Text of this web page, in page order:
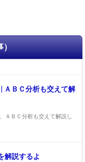
）
ＡＢＣ分析も交えて解
ＡＢＣ分析も交えて解説し
解説するよ